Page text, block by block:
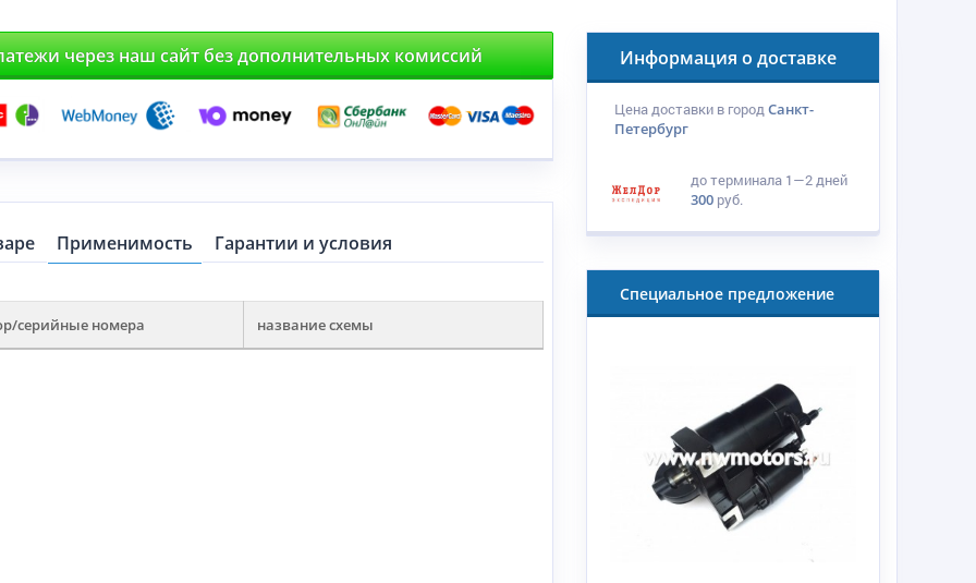
через наш сайт без дополнительных комиссий
Применимость Гарантии и условия
серийные номера название схемы
Информация о доставке
Цена доставки в городСанкт-
Петербург
до терминала 1—2 дней
300 руб.
Специальное предложение